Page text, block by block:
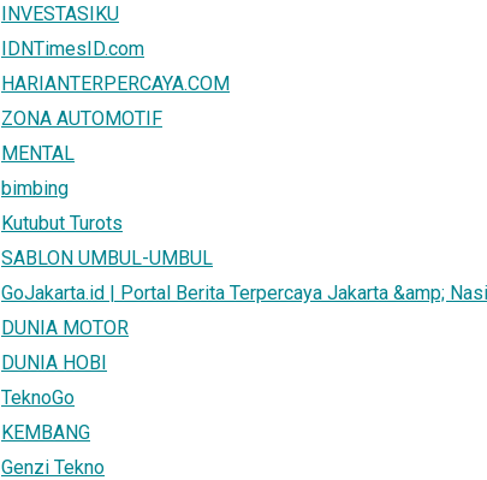
INVESTASIKU
IDNTimesID.com
HARIANTERPERCAYA.COM
ZONA AUTOMOTIF
MENTAL
bimbing
Kutubut Turots
SABLON UMBUL-UMBUL
GoJakarta.id | Portal Berita Terpercaya Jakarta &amp;
DUNIA MOTOR
DUNIA HOBI
TeknoGo
KEMBANG
Genzi Tekno